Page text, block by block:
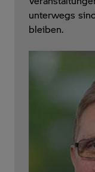
unterwegs
bleiben.